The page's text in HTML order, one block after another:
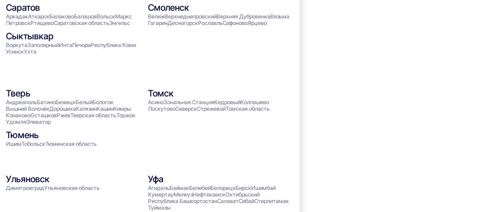
Саратов
АркадакАткарскБалаковоБалашовВольскМаркс
ПетровскРтищевоСаратовская областьЭнгельс
Смоленск
ВелижВерхнеднепровскийВерхняя ДубровенкаВязьма
ГагаринДесногорскРославльСафоновоЯрцево
Сыктывкар
ВоркутаЗаполярныйИнтаПечораРеспублика Коми
УсинскУхта
Тверь
АндреапольБатиноБежецкБелыйБологое
Вышний ВолочёкДорошихаКалязинКашинКимры
КонаковоОсташковРжевТверская областьТоржок
УдомляЭлеватор
Томск
АсиноЗональная СтанцияКедровыйКолпашево
ЛоскутовоСеверскСтрежевойТомская область
Тюмень
ИшимТобольскТюменская область
Ульяновск
ДимитровградУльяновская область
Уфа
АгидельБаймакБелебейБелорецкБирскИшимбай
КумертауМелеузНефтекамскОктябрьский
Республика БашкортостанСалаватСибайСтерлитамак
Туймазы